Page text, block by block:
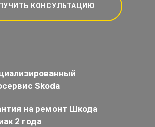
КОНСУЛЬТАЦИЮ
Skoda
на ремонт Шкода
2 года